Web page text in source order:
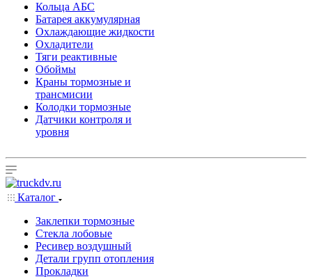
Кольца АБС
Батарея аккумулярная
Охлаждающие жидкости
Охладители
Тяги реактивные
Обоймы
Краны тормозные и
трансмисии
Колодки тормозные
Датчики контроля и
уровня
Каталог
Заклепки тормозные
Стекла лобовые
Ресивер воздушный
Детали групп отопления
Прокладки